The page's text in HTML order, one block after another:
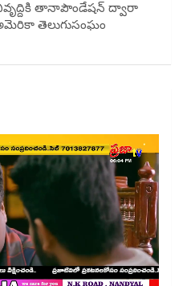
తానాపౌండేషన్ ద్వారా
తెలుగుసంఘం